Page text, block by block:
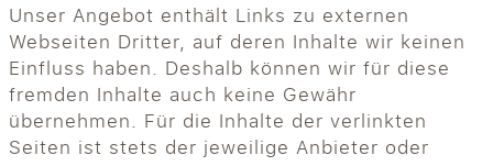
Unser Angebot enthält Links zu externen
Webseiten Dritter, auf deren Inhalte wir keinen
Einfluss haben. Deshalb können wir für diese
fremden Inhalte auch keine Gewähr
übernehmen. Für die Inhalte der verlinkten
Seiten ist stets der jeweilige Anbieter oder